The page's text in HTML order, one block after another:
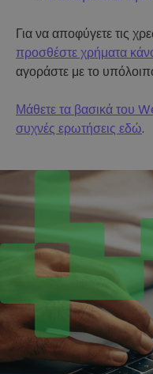
Για να αποφύγετε τις
προσθέστε χρήματα
αγοράστε με το
Μάθετε τα βασικά του
συχνές ερωτήσεις εδώ.